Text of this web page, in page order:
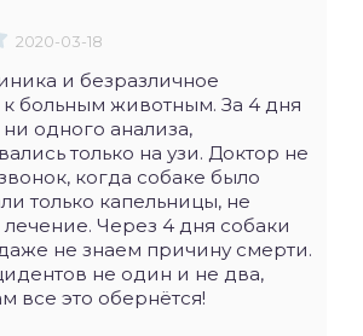
2020-03-18
и безразличное
больным животным. За 4 дня
одного анализа,
только на узи. Доктор не
когда собаке было
только капельницы, не
Через 4 дня собаки
не знаем причину смерти.
не один и не два,
все это обернётся!